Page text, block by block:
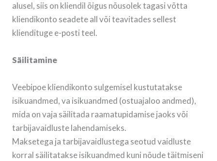
alusel, siis on kliendil õigus nõusolek tagasi võtta
kliendikonto seadete all või teavitades sellest
kliendituge e-posti teel.
Säilitamine
Veebipoe kliendikonto sulgemisel kustutatakse
isikuandmed, va isikuandmed (ostuajaloo andmed),
mida on vaja säilitada raamatupidamise jaoks või
tarbijavaidluste lahendamiseks.
Maksetega ja tarbijavaidlustega seotud vaidluste
korral säilitatakse isikuandmed kuni nõude täitmiseni